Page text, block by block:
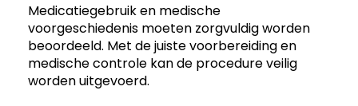
Medicatiegebruik en medische
voorgeschiedenis moeten zorgvuldig worden
beoordeeld. Met de juiste voorbereiding en
medische controle kan de procedure veilig
worden uitgevoerd.